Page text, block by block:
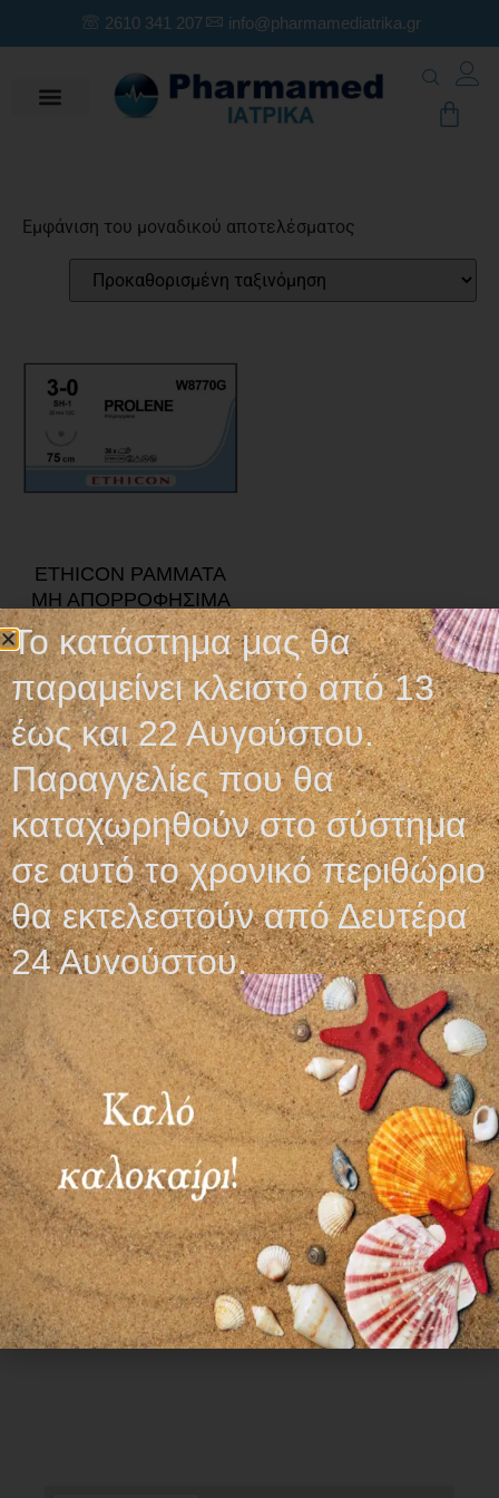
2610 341 207 info@pharmamediatrika.gr
Εμφάνιση του μοναδικού αποτελέσματος
ETHICON ΡΑΜΜΑΤΑ
ΜΗ ΑΠΟΡΡΟΦΗΣΙΜΑ
PROLENE
3,95€
Προσθήκη στο καλάθι
Ωράριο λειτουργίας
ΕΙΔΙΚΟ ΘΕΡΙΝΟ ΩΡΑΡΙΟ
ΔΕΥ-ΠΑΡ: 09:00-14:30
ΣΑΒ – ΚΥΡ: ΚΛΕΙΣΤΑ
Χρήσιμα Links
Όροι Χρήσης
Πολιτική απορρήτου
Τρόποι πληρωμής
Τρόποι αποστολής
Το κατάστημα μας θα
παραμείνει κλειστό από 13
έως και 22 Αυγούστου.
Παραγγελίες που θα
καταχωρηθούν στο σύστημα
σε αυτό το χρονικό περιθώριο
θα εκτελεστούν από Δευτέρα
24 Αυγούστου.